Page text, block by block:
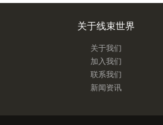
关于线束世界
关于我们
加入我们
联系我们
新闻资讯